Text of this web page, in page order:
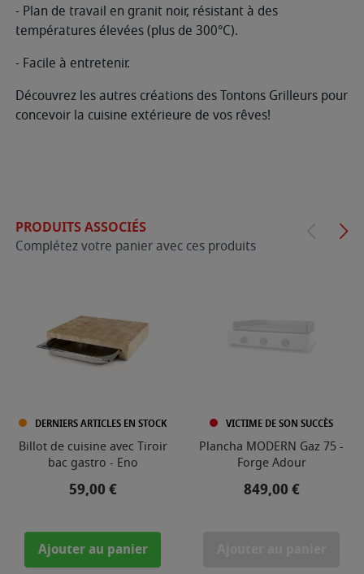
- Plan de travail en granit noir, résistant à des
températures élevées (plus de 300°C).
- Facile à entretenir.
Découvrez les autres créations des Tontons Grilleurs pour
concevoir la cuisine extérieure de vos rêves!
PRODUITS ASSOCIÉS
Complétez votre panier avec ces produits
DERNIERS ARTICLES EN STOCK
Billot de cuisine avec Tiroir
bac gastro - Eno
Prix
59,00 €
Ajouter au panier
VICTIME DE SON SUCCÈS
Plancha MODERN Gaz 75 -
Forge Adour
Prix
849,00 €